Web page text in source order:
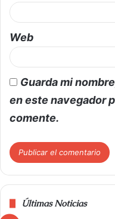
Web
Guarda mi
en este navegador
comente.
Últimas Noticias